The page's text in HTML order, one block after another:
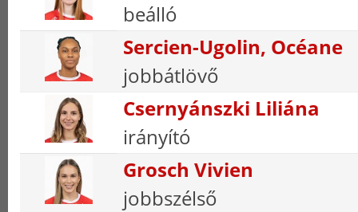
beálló
Sercien-Ugolin, Océane
jobbátlövő
Csernyánszki Liliána
irányító
Grosch Vivien
jobbszélső